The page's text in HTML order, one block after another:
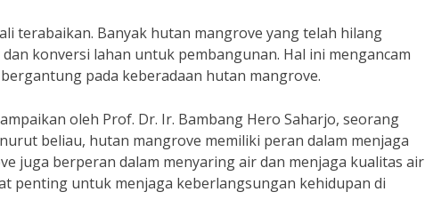
terabaikan. Banyak hutan mangrove yang telah hilang
konversi lahan untuk pembangunan. Hal ini mengancam
pada keberadaan hutan mangrove.
oleh Prof. Dr. Ir. Bambang Hero Saharjo, seorang
beliau, hutan mangrove memiliki peran dalam menjaga
juga berperan dalam menyaring air dan menjaga kualitas air
penting untuk menjaga keberlangsungan kehidupan di